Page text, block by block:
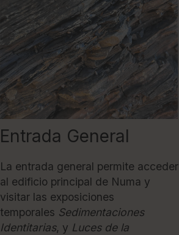
Entrada General
La entrada general permite acceder
al edificio principal de Numa y
visitar las exposiciones
temporales Sedimentaciones
Identitarias, y Luces de la